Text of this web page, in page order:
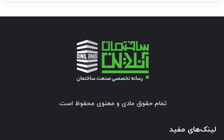
تمام حقوق مادی و معنوی محفوظ است.
لینک‌های مفید